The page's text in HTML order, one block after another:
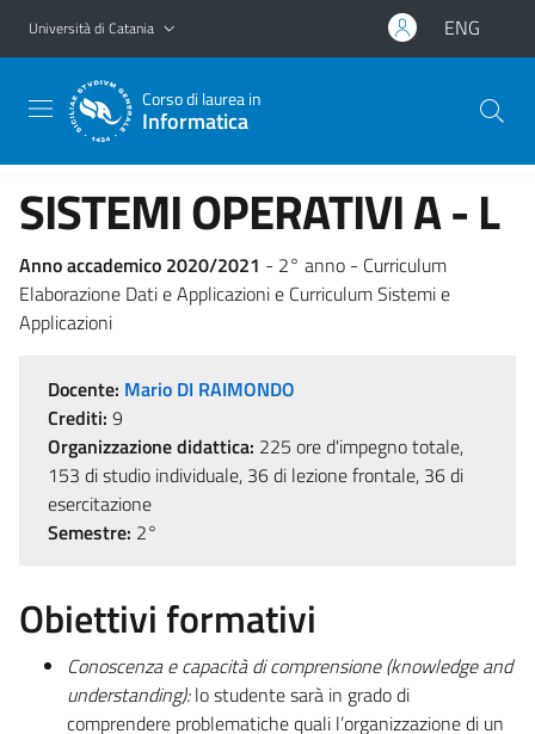
Vai al contenuto principale
Vai al menu di navigazione
Università di Catania ENG
Corso di laurea in
Informatica
SISTEMI OPERATIVI A - L
Anno accademico 2020/2021 - 2° anno - Curriculum
Elaborazione Dati e Applicazioni e Curriculum Sistemi e
Applicazioni
Docente: Mario DI RAIMONDO
Crediti: 9
Organizzazione didattica: 225 ore d'impegno totale,
153 di studio individuale, 36 di lezione frontale, 36 di
esercitazione
Semestre: 2°
Obiettivi formativi
Conoscenza e capacità di comprensione (knowledge and
understanding):lo studente sarà in grado di
comprendere problematiche quali l’organizzazione di un